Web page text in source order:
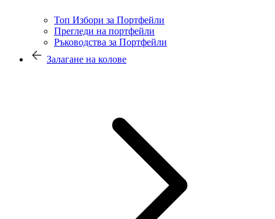
Топ Избори за Портфейли
Прегледи на портфейли
Ръководства за Портфейли
Залагане на колове